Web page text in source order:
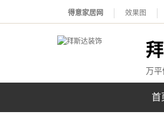
得意家居网 效果图
万
首